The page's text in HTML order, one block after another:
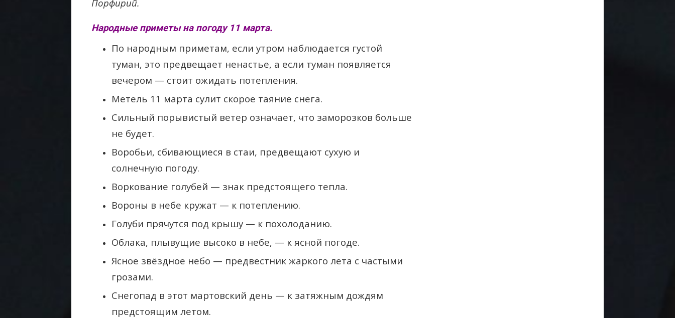
Порфирий.
Народные приметы на погоду 11 марта.
По народным приметам, если утром наблюдается густой
туман, это предвещает ненастье, а если туман появляется
вечером — стоит ожидать потепления.
Метель 11 марта сулит скорое таяние снега.
Сильный порывистый ветер означает, что заморозков больше
не будет.
Воробьи, сбивающиеся в стаи, предвещают сухую и
солнечную погоду.
Воркование голубей — знак предстоящего тепла.
Вороны в небе кружат — к потеплению.
Голуби прячутся под крышу — к похолоданию.
Облака, плывущие высоко в небе, — к ясной погоде.
Ясное звёздное небо — предвестник жаркого лета с частыми
грозами.
Снегопад в этот мартовский день — к затяжным дождям
предстоящим летом.